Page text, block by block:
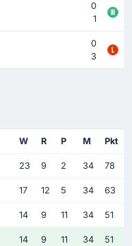
0
1
0
3
W R P M Pkt
23 9 2 34 78
17 12 5 34 63
14 9 11 34 51
14 9 11 34 51